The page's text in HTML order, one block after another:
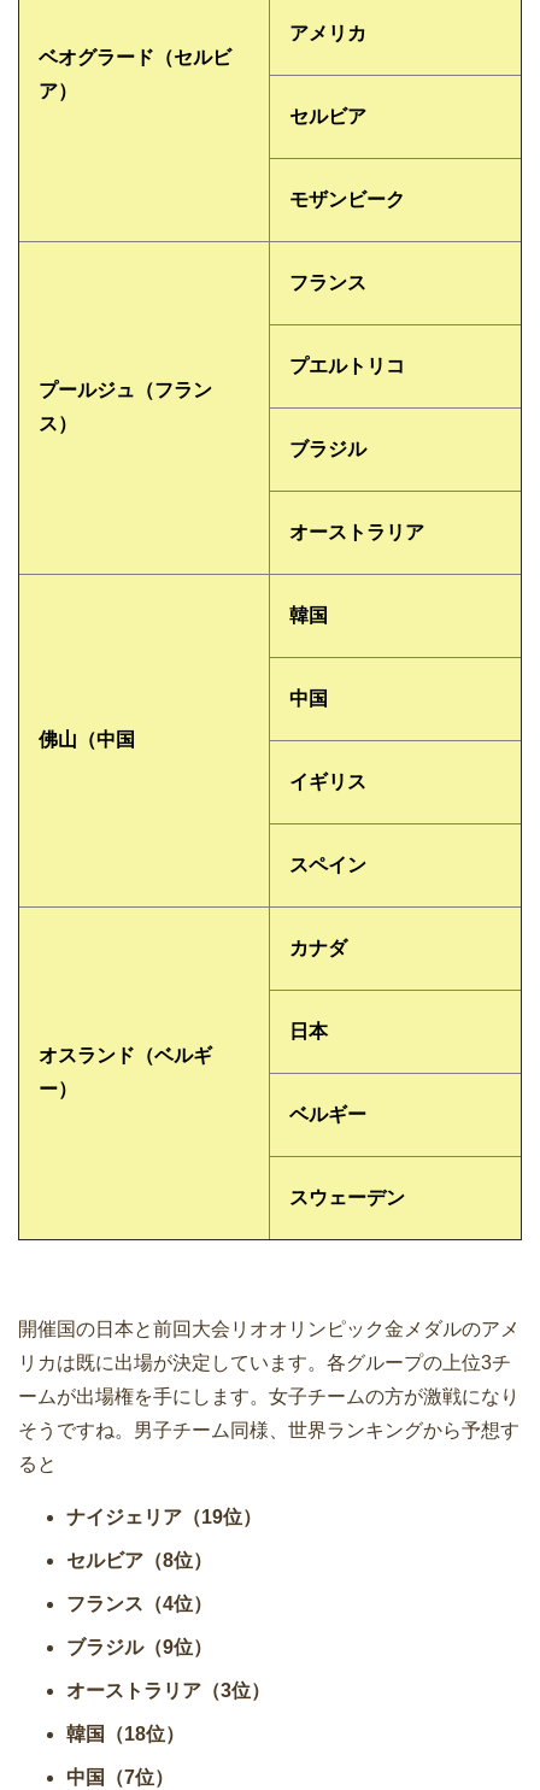
ベオグラード（セルビ
ア）
アメリカ
セルビア
モザンビーク
プールジュ（フラン
ス）
フランス
プエルトリコ
ブラジル
オーストラリア
佛山（中国
韓国
中国
イギリス
スペイン
オスランド（ベルギ
ー）
カナダ
日本
ベルギー
スウェーデン
開催国の日本と前回大会リオオリンピック金メダルのアメ
リカは既に出場が決定しています。各グループの上位3チ
ームが出場権を手にします。女子チームの方が激戦になり
そうですね。男子チーム同様、世界ランキングから予想す
ると
ナイジェリア（19位）
セルビア（8位）
フランス（4位）
ブラジル（9位）
オーストラリア（3位）
韓国（18位）
中国（7位）